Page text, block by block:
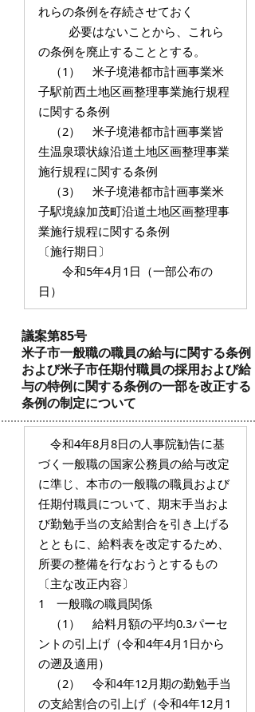
れらの条例を存続させておく
必要はないことから、これら
の条例を廃止することとする。
（1） 米子境港都市計画事業米
子駅前西土地区画整理事業施行規程
に関する条例
（2） 米子境港都市計画事業皆
生温泉環状線沿道土地区画整理事業
施行規程に関する条例
（3） 米子境港都市計画事業米
子駅境線加茂町沿道土地区画整理事
業施行規程に関する条例
〔施行期日〕
令和5年4月1日（一部公布の
日）
議案第85号
米子市一般職の職員の給与に関する条例
および米子市任期付職員の採用および給
与の特例に関する条例の一部を改正する
条例の制定について
令和4年8月8日の人事院勧告に基
づく一般職の国家公務員の給与改定
に準じ、本市の一般職の職員および
任期付職員について、期末手当およ
び勤勉手当の支給割合を引き上げる
とともに、給料表を改定するため、
所要の整備を行なおうとするもの
〔主な改正内容〕
1 一般職の職員関係
（1） 給料月額の平均0.3パーセ
ントの引上げ（令和4年4月1日から
の遡及適用）
（2） 令和4年12月期の勤勉手当
の支給割合の引上げ（令和4年12月1